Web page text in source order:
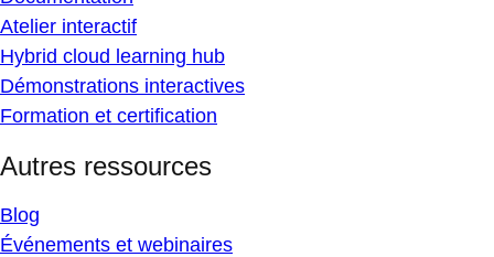
Atelier interactif
Hybrid cloud learning hub
Démonstrations interactives
Formation et certification
Autres ressources
Blog
Événements et webinaires